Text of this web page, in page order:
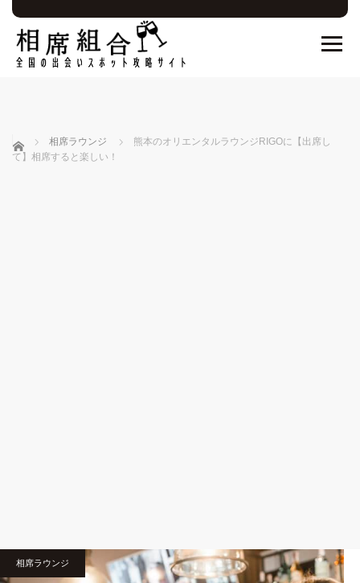
ホーム 相席ラウンジ
熊本のオリエンタルラウンジRIGOに【出席し
て】相席すると楽しい！
相席ラウンジ